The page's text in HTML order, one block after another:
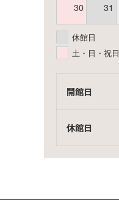
30 31
休館日
土・日・祝日
開館日
休館日